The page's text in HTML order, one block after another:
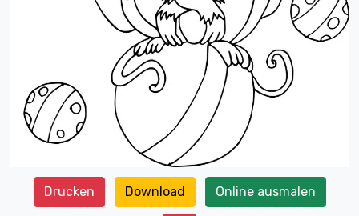
Drucken Download Online ausmalen